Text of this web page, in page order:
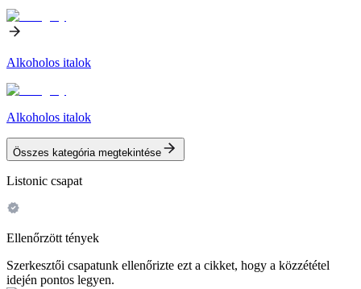
Alkoholos italok
Alkoholos italok
Összes kategória megtekintése
Listonic csapat
Ellenőrzött tények
Szerkesztői csapatunk ellenőrizte ezt a cikket, hogy a közzététel
idején pontos legyen.